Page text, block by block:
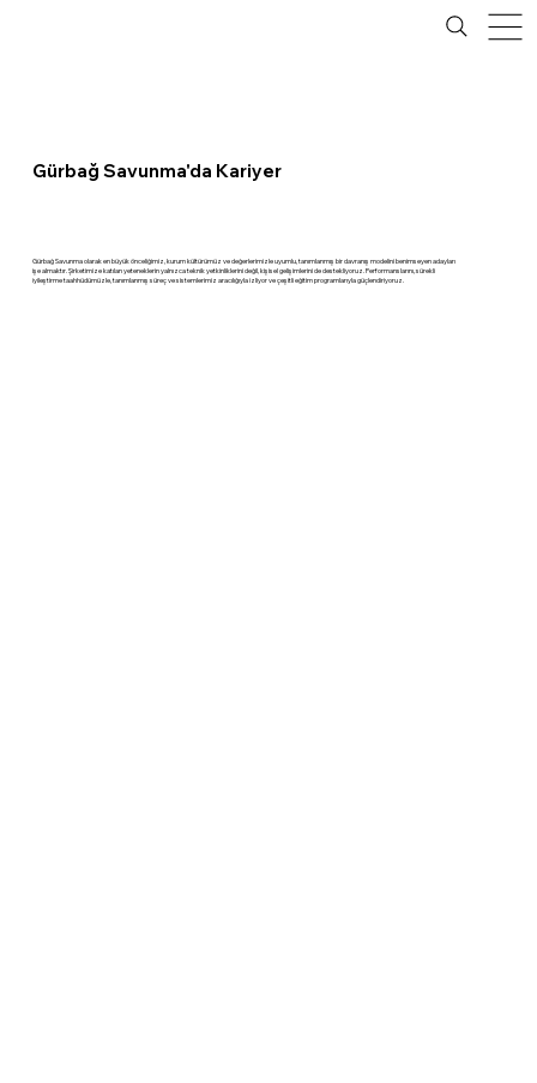
Gürbağ Savunma'da Kariyer
Gürbağ Savunma olarak en büyük önceliğimiz, kurum kültürümüz ve değerlerimizle uyumlu, tanımlanmış bir davranış modelini benimseyen adayları
işe almaktır. Şirketimize katılan yeteneklerin yalnızca teknik yetkinliklerini değil, kişisel gelişimlerini de destekliyoruz. Performanslarını, sürekli
iyileştirme taahhüdümüzle, tanımlanmış süreç ve sistemlerimiz aracılığıyla izliyor ve çeşitli eğitim programlarıyla güçlendiriyoruz.